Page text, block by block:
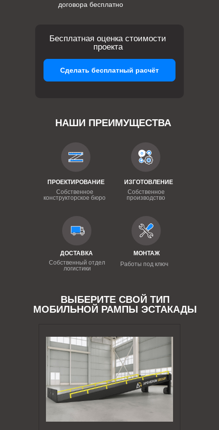
договора бесплатно
НАШИ ПРЕИМУЩЕСТВА
ПРОЕКТИРОВАНИЕ
Собственное
конструкторское бюро
ИЗГОТОВЛЕНИЕ
Собственное
производство
ДОСТАВКА
Собственный отдел
логистики
МОНТАЖ
Работы под ключ
Бесплатная оценка стоимости
проекта
Сделать бесплатный расчёт
ВЫБЕРИТЕ СВОЙ ТИП
МОБИЛЬНОЙ РАМПЫ ЭСТАКАДЫ